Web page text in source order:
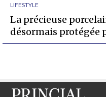
LIFESTYLE
La précieuse
désormais protégée